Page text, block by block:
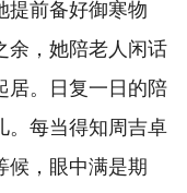
提前备好御寒物
余，她陪老人闲话
居。日复一日的陪
。每当得知周吉卓
候，眼中满是期